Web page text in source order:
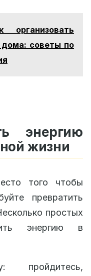
организовать
дома: советы по
энергию
жизни
того чтобы
превратить
простых
энергию в
пройдитесь,